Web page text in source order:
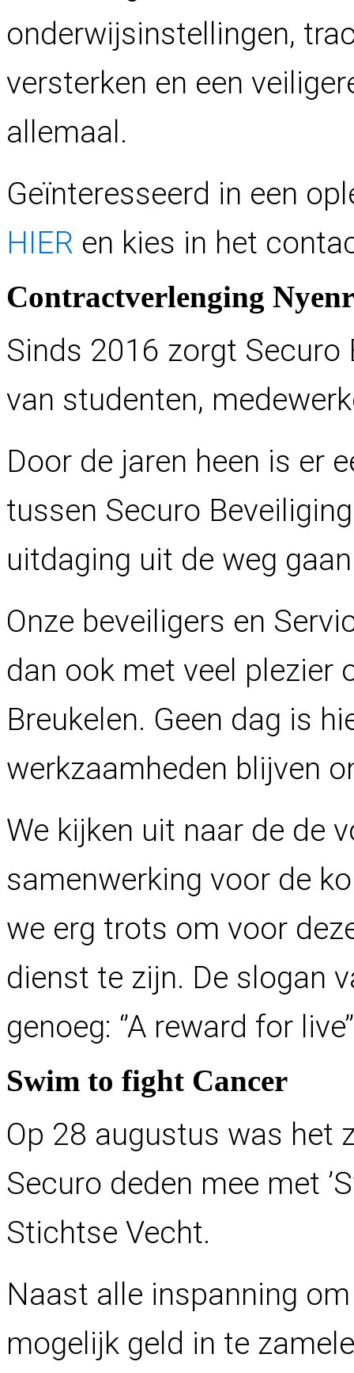
onderwijsinstellingen,
versterken en een
allemaal.
Geïnteresseerd in een
HIER en kies in het
Contractverlenging Nyenr
Sinds 2016 zorgt Securo
van studenten,
Door de jaren heen is er
tussen Securo
uitdaging uit de weg
Onze beveiligers en
dan ook met veel plezier
Breukelen. Geen dag is
werkzaamheden blijven
We kijken uit naar de de
samenwerking voor de
we erg trots om voor
dienst te zijn. De slogan
genoeg: ‘’A reward for
Swim to fight Cancer
Op 28 augustus was het
Securo deden mee met
Stichtse Vecht.
Naast alle inspanning
mogelijk geld in te